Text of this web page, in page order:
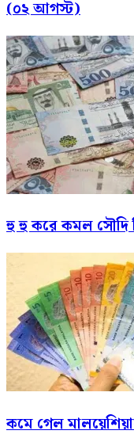
(০২ আগস্ট)
হু হু করে কমল সৌদি
কমে গেল